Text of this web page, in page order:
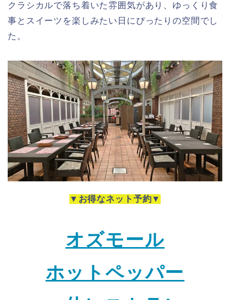
クラシカルで落ち着いた雰囲気があり、ゆっくり食
事とスイーツを楽しみたい日にぴったりの空間でし
た。
▼お得なネット予約▼
オズモール
ホットペッパー